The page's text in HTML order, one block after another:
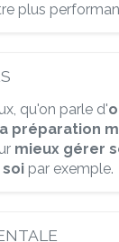
plus
qu'on parle d'
préparation
mieux gérer
par exemple.